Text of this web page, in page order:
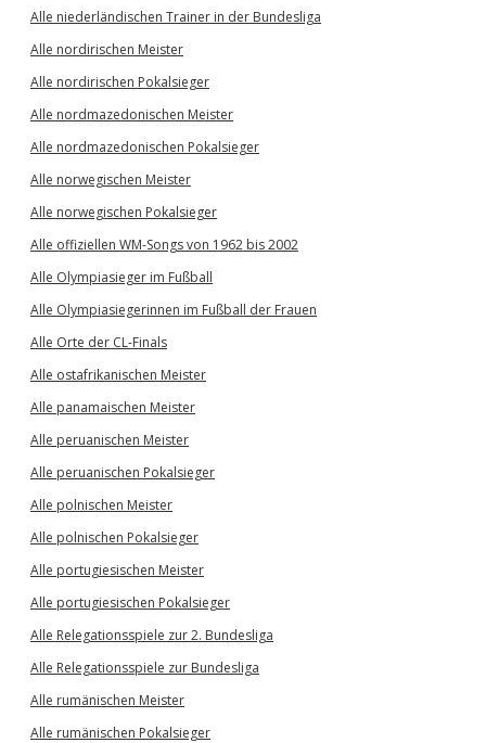
Alle niederländischen Trainer in der Bundesliga
Alle nordirischen Meister
Alle nordirischen Pokalsieger
Alle nordmazedonischen Meister
Alle nordmazedonischen Pokalsieger
Alle norwegischen Meister
Alle norwegischen Pokalsieger
Alle offiziellen WM-Songs von 1962 bis 2002
Alle Olympiasieger im Fußball
Alle Olympiasiegerinnen im Fußball der Frauen
Alle Orte der CL-Finals
Alle ostafrikanischen Meister
Alle panamaischen Meister
Alle peruanischen Meister
Alle peruanischen Pokalsieger
Alle polnischen Meister
Alle polnischen Pokalsieger
Alle portugiesischen Meister
Alle portugiesischen Pokalsieger
Alle Relegationsspiele zur 2. Bundesliga
Alle Relegationsspiele zur Bundesliga
Alle rumänischen Meister
Alle rumänischen Pokalsieger